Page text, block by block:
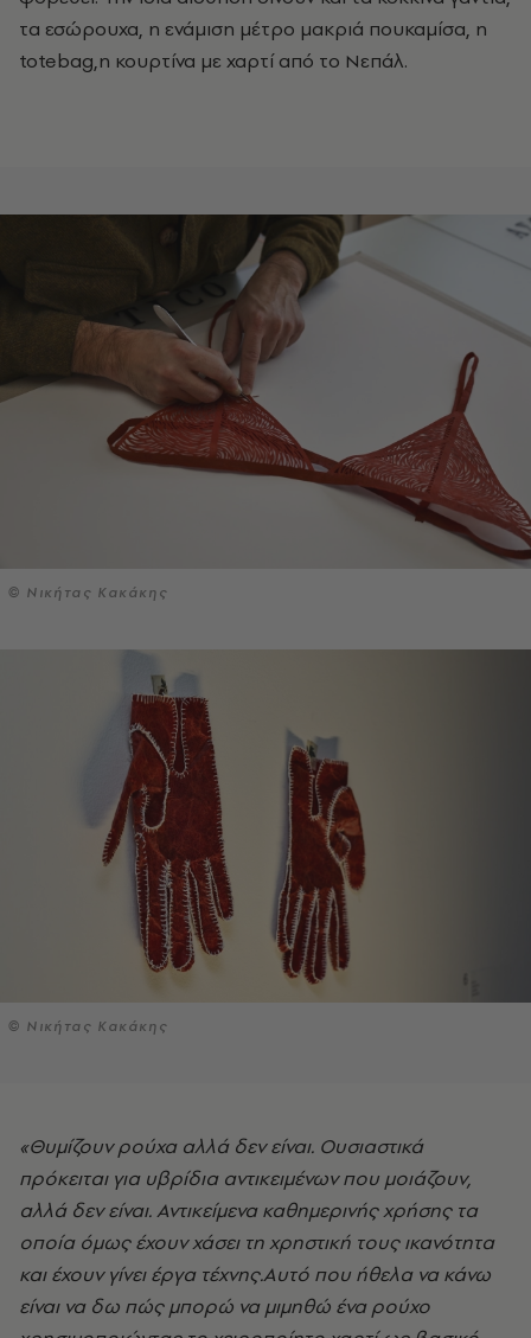
τα εσώρουχα, η ενάμιση μέτρο μακριά πουκαμίσα, η
totebag,η κουρτίνα με χαρτί από το Νεπάλ.
© Νικήτας Κακάκης
© Νικήτας Κακάκης
«Θυμίζουν ρούχα αλλά δεν είναι. Ουσιαστικά
πρόκειται για υβρίδια αντικειμένων που μοιάζουν,
αλλά δεν είναι. Αντικείμενα καθημερινής χρήσης τα
οποία όμως έχουν χάσει τη χρηστική τους ικανότητα
και έχουν γίνει έργα τέχνης.Αυτό που ήθελα να κάνω
είναι να δω πώς μπορώ να μιμηθώ ένα ρούχο